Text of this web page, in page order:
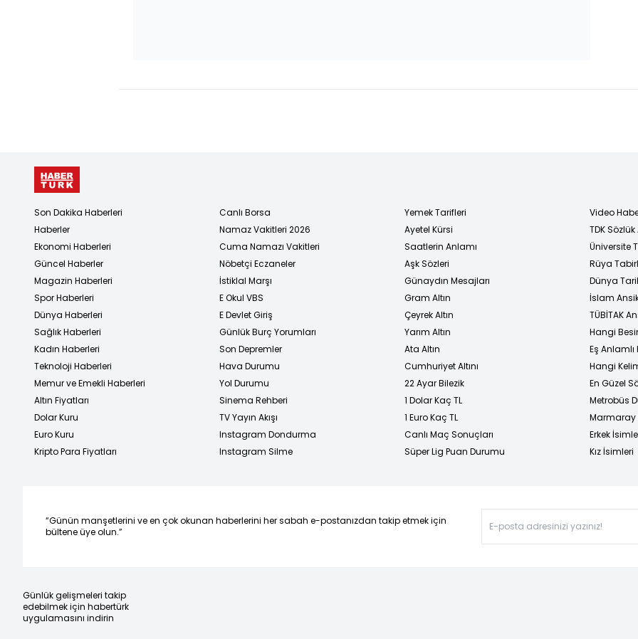
Son Dakika Haberleri
Haberler
Ekonomi Haberleri
Güncel Haberler
Magazin Haberleri
Spor Haberleri
Dünya Haberleri
Sağlık Haberleri
Kadın Haberleri
Teknoloji Haberleri
Memur ve Emekli Haberleri
Altın Fiyatları
Dolar Kuru
Euro Kuru
Kripto Para Fiyatları
Canlı Borsa
Namaz Vakitleri 2026
Cuma Namazı Vakitleri
Nöbetçi Eczaneler
İstiklal Marşı
E Okul VBS
E Devlet Giriş
Günlük Burç Yorumları
Son Depremler
Hava Durumu
Yol Durumu
Sinema Rehberi
TV Yayın Akışı
Instagram Dondurma
Instagram Silme
Yemek Tarifleri
Ayetel Kürsi
Saatlerin Anlamı
Aşk Sözleri
Günaydın Mesajları
Gram Altın
Çeyrek Altın
Yarım Altın
Ata Altın
Cumhuriyet Altını
22 Ayar Bilezik
1 Dolar Kaç TL
1 Euro Kaç TL
Canlı Maç Sonuçları
Süper Lig Puan Durumu
Video
TDK
Üniversite
Rüya
Dünya
İslam
TÜBİTAK
Hangi
Eş
Hangi
En Güzel
Metrobüs
Marmaray
Erkek
Kız İsimleri
“Günün manşetlerini ve en çok okunan haberlerini her sabah e-postanızdan takip etmek için
bültene üye olun.”
Günlük gelişmeleri takip
edebilmek için habertürk
uygulamasını indirin